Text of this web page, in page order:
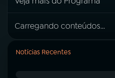
Carregando conteúdos...
Notícias Recentes